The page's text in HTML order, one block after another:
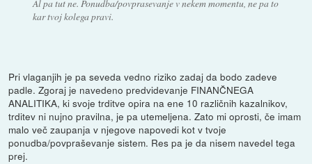
Al pa tut ne. Ponudba/povprasevanje v nekem momentu, ne pa to
kar tvoj kolega pravi.
Pri vlaganjih je pa seveda vedno riziko zadaj da bodo zadeve
padle. Zgoraj je navedeno predvidevanje FINANČNEGA
ANALITIKA, ki svoje trditve opira na ene 10 različnih kazalnikov,
trditev ni nujno pravilna, je pa utemeljena. Zato mi oprosti, če imam
malo več zaupanja v njegove napovedi kot v tvoje
ponudba/povpraševanje sistem. Res pa je da nisem navedel tega
prej.